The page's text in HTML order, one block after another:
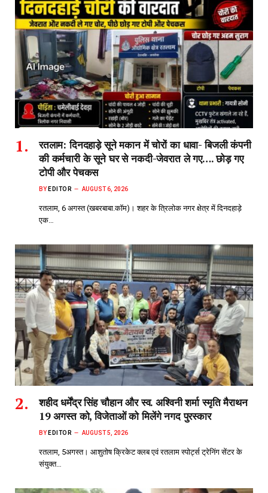
रतलाम: दिनदहाड़े सूने मकान में चोरों का धावा- बिजली कंपनी
की कर्मचारी के सूने घर से नकदी-जेवरात ले गए…. छोड़ गए
टोपी और पेचकस
BY EDITOR AUGUST 6, 2026
रतलाम, 6 अगस्त (खबरबाबा.कॉम)। शहर के त्रिलोक नगर क्षेत्र में दिनदहाड़े
एक…
शहीद धर्मेंद्र सिंह चौहान और स्व. अश्विनी शर्मा स्मृति मैराथन
19 अगस्त को, विजेताओं को मिलेंगे नगद पुरस्कार
BY EDITOR AUGUST 5, 2026
रतलाम, 5अगस्त। आशुतोष क्रिकेट क्लब एवं रतलाम स्पोर्ट्स ट्रेनिंग सेंटर के
संयुक्त…